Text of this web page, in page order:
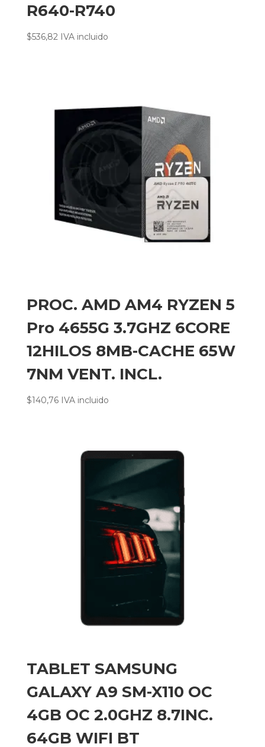
R640-R740
$536,82 IVA incluido
PROC. AMD AM4 RYZEN 5
Pro 4655G 3.7GHZ 6CORE
12HILOS 8MB-CACHE 65W
7NM VENT. INCL.
$140,76 IVA incluido
TABLET SAMSUNG
GALAXY A9 SM-X110 OC
4GB OC 2.0GHZ 8.7INC.
64GB WIFI BT